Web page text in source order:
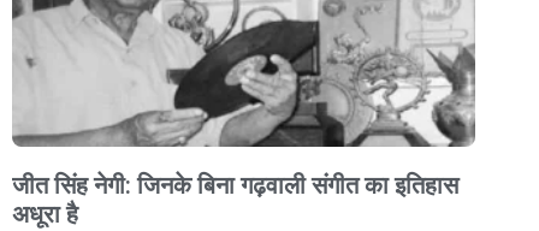
जीत सिंह नेगी: जिनके बिना गढ़वाली संगीत का इतिहास
अधूरा है